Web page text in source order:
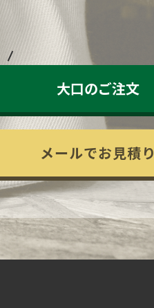
大口のご注文
メールでお見積り